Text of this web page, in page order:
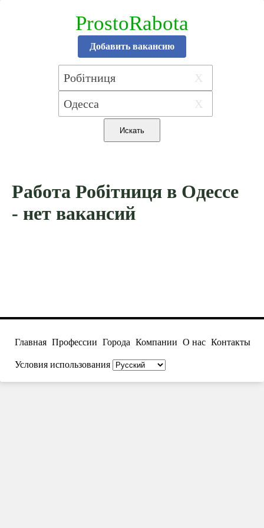
ProstoRabota
Добавить вакансию
X
X
Работа Робітниця в Одессе
- нет вакансий
Главная Профессии Города Компании О нас Контакты
Условия использования